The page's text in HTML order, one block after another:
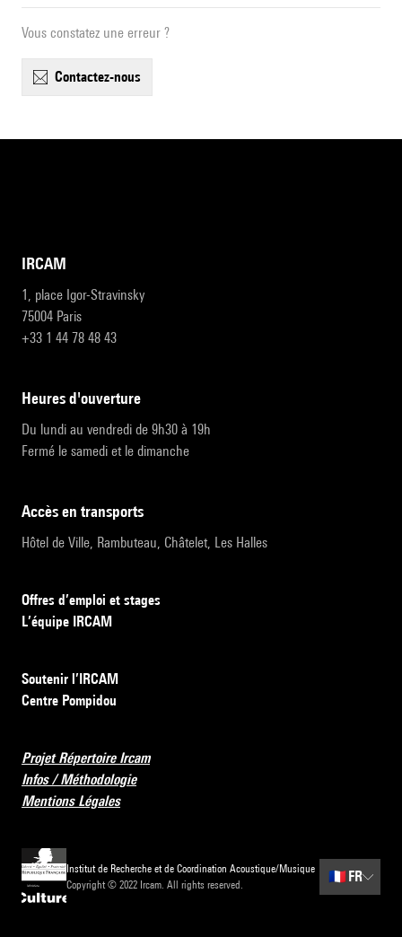
Vous constatez une erreur ?
contactez-nous
IRCAM
1, place Igor-Stravinsky
75004 Paris
+33 1 44 78 48 43
heures d'ouverture
Du lundi au vendredi de 9h30 à 19h
Fermé le samedi et le dimanche
accès en transports
Hôtel de Ville, Rambuteau, Châtelet, Les Halles
Offres d’emploi et stages
L’équipe IRCAM
Soutenir l’IRCAM
Centre Pompidou
Projet Répertoire Ircam
Infos / Méthodologie
Mentions Légales
Institut de Recherche et de Coordination Acoustique/Musique
Copyright © 2022 Ircam. All rights reserved.
🇫🇷 FR